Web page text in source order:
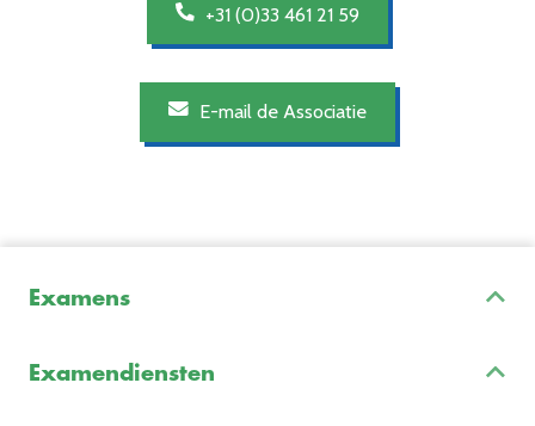
+31 (0)33 461 21 59
E-mail de Associatie
Examens
Examendiensten